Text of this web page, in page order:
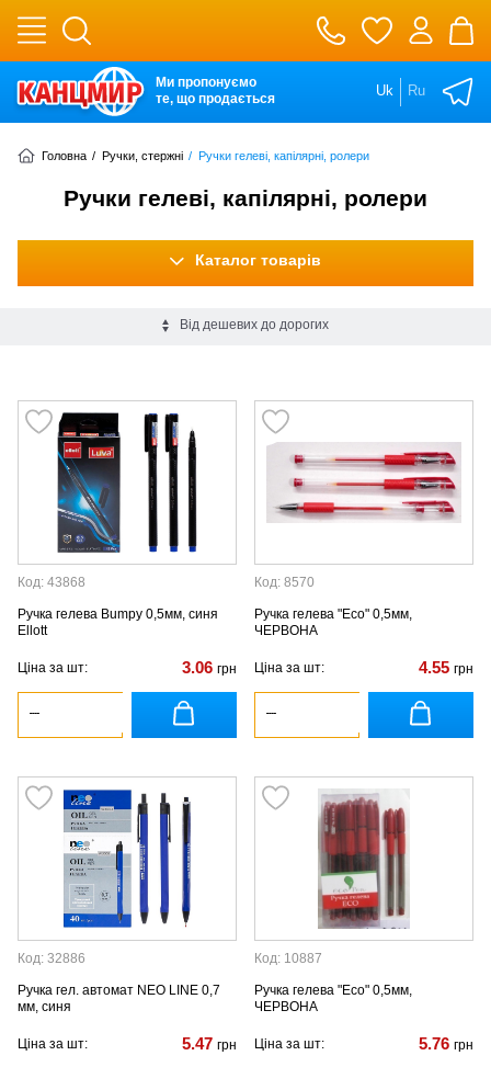
Ми пропонуємо
те, що продається
Uk Ru
Головна / Ручки, стержні / Ручки гелеві, капілярні, ролери
Ручки гелеві, капілярні, ролери
Каталог товарів
Від дешевих до дорогих
Код: 43868
Ручка гелева Bumpy 0,5мм, синя
Ellott
Ціна за шт: 3.06 грн
Код: 8570
Ручка гелева "Eco" 0,5мм,
ЧЕРВОНА
Ціна за шт: 4.55 грн
Код: 32886
Ручка гел. автомат NEO LINE 0,7
мм, синя
Ціна за шт: 5.47 грн
Код: 10887
Ручка гелева "Eco" 0,5мм,
ЧЕРВОНА
Ціна за шт: 5.76 грн